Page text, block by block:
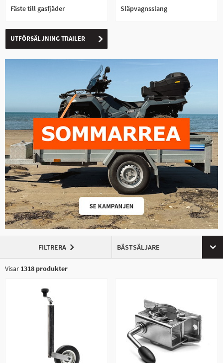
Fäste till gasfjäder
Släpvagnsslang
UTFÖRSÄLJNING TRAILER
FILTRERA BÄSTSÄLJARE
Visar 1318 produkter